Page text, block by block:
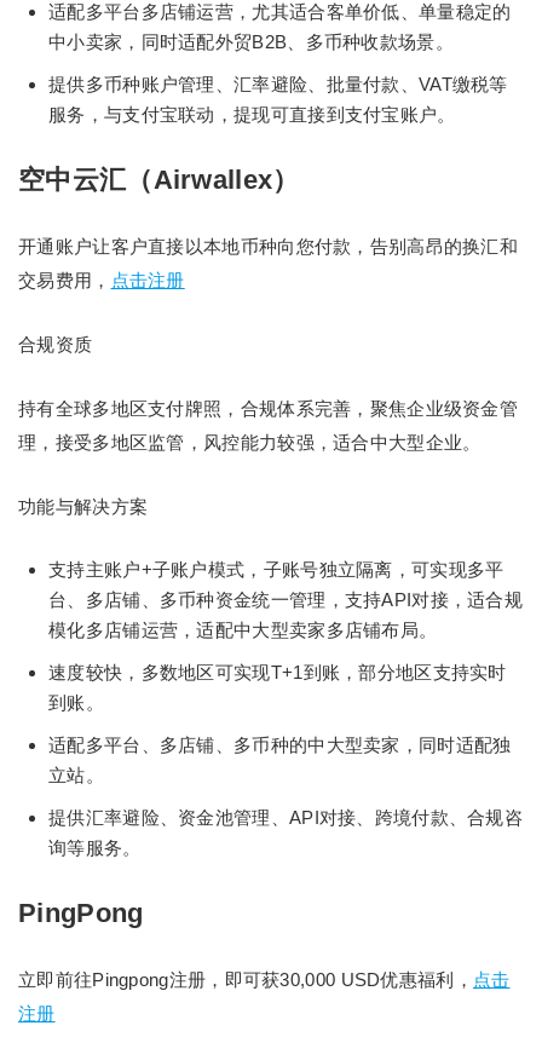
适配多平台多店铺运营，尤其适合客单价低、单量稳定的
中小卖家，同时适配外贸B2B、多币种收款场景。
提供多币种账户管理、汇率避险、批量付款、VAT缴税等
服务，与支付宝联动，提现可直接到支付宝账户。
空中云汇（Airwallex）
开通账户让客户直接以本地币种向您付款，告别高昂的换汇和
交易费用， 点击注册
合规资质
持有全球多地区支付牌照，合规体系完善，聚焦企业级资金管
理，接受多地区监管，风控能力较强，适合中大型企业。
功能与解决方案
支持主账户+子账户模式，子账号独立隔离，可实现多平
台、多店铺、多币种资金统一管理，支持API对接，适合规
模化多店铺运营，适配中大型卖家多店铺布局。
速度较快，多数地区可实现T+1到账，部分地区支持实时
到账。
适配多平台、多店铺、多币种的中大型卖家，同时适配独
立站。
提供汇率避险、资金池管理、API对接、跨境付款、合规咨
询等服务。
PingPong
立即前往Pingpong注册，即可获30,000 USD优惠福利， 点击
注册